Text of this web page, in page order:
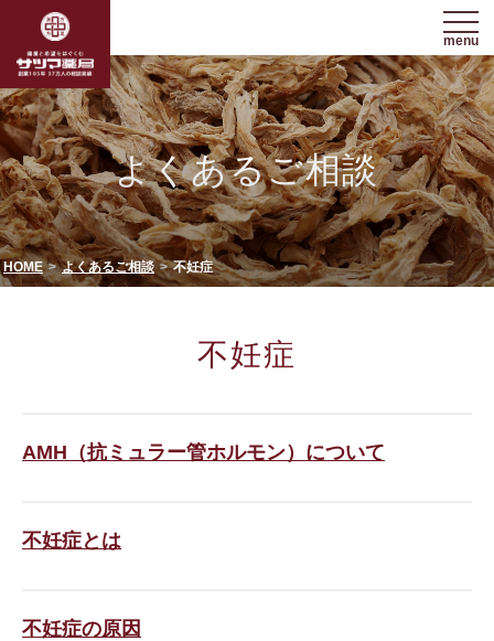
menu
よくあるご相談
HOME よくあるご相談 不妊症
不妊症
AMH（抗ミュラー管ホルモン）について
不妊症とは
不妊症の原因